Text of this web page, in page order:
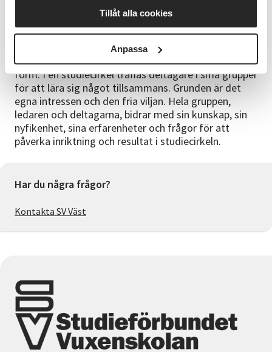
Tillåt alla cookies
Anpassa
skickar någon bekräftelse på anmälan via e-post
direkt efter anmälan, annat än det autosvar du får
om att din anmälan är skickad. Vi skickar
kallelse/faktura 1-2 veckor innan kursstart. Vad är en
studiecirkel? Studiecirkeln har en speciell pedagogisk
form. I en studiecirkel träffas deltagare i små grupper
för att lära sig något tillsammans. Grunden är det
egna intressen och den fria viljan. Hela gruppen,
ledaren och deltagarna, bidrar med sin kunskap, sin
nyfikenhet, sina erfarenheter och frågor för att
påverka inriktning och resultat i studiecirkeln.
Har du några frågor?
Kontakta SV Väst